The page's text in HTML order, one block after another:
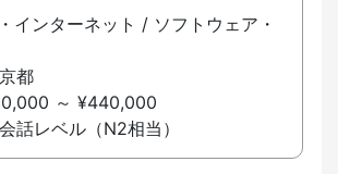
インターネット / ソフトウェア・
都
～ ¥440,000
話レベル（N2相当）